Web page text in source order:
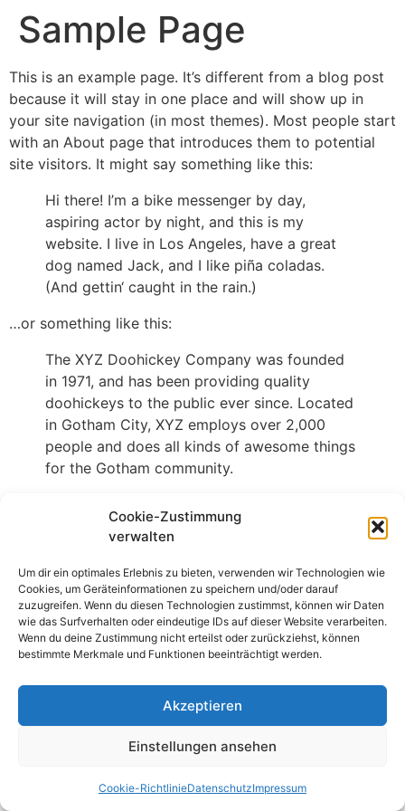
Cookie-Zustimmung
verwalten
Um dir ein optimales Erlebnis zu bieten, verwenden wir Technologien wie
Cookies, um Geräteinformationen zu speichern und/oder darauf
zuzugreifen. Wenn du diesen Technologien zustimmst, können wir Daten
wie das Surfverhalten oder eindeutige IDs auf dieser Website verarbeiten.
Wenn du deine Zustimmung nicht erteilst oder zurückziehst, können
bestimmte Merkmale und Funktionen beeinträchtigt werden.
Akzeptieren
Einstellungen ansehen
Cookie-RichtlinieDatenschutzImpressum
Sample Page
This is an example page. It’s different from a blog post
because it will stay in one place and will show up in
your site navigation (in most themes). Most people start
with an About page that introduces them to potential
site visitors. It might say something like this:
Hi there! I’m a bike messenger by day,
aspiring actor by night, and this is my
website. I live in Los Angeles, have a great
dog named Jack, and I like piña coladas.
(And gettin‘ caught in the rain.)
…or something like this:
The XYZ Doohickey Company was founded
in 1971, and has been providing quality
doohickeys to the public ever since. Located
in Gotham City, XYZ employs over 2,000
people and does all kinds of awesome things
for the Gotham community.
to delete this page and create new pages
for your content. Have fun!